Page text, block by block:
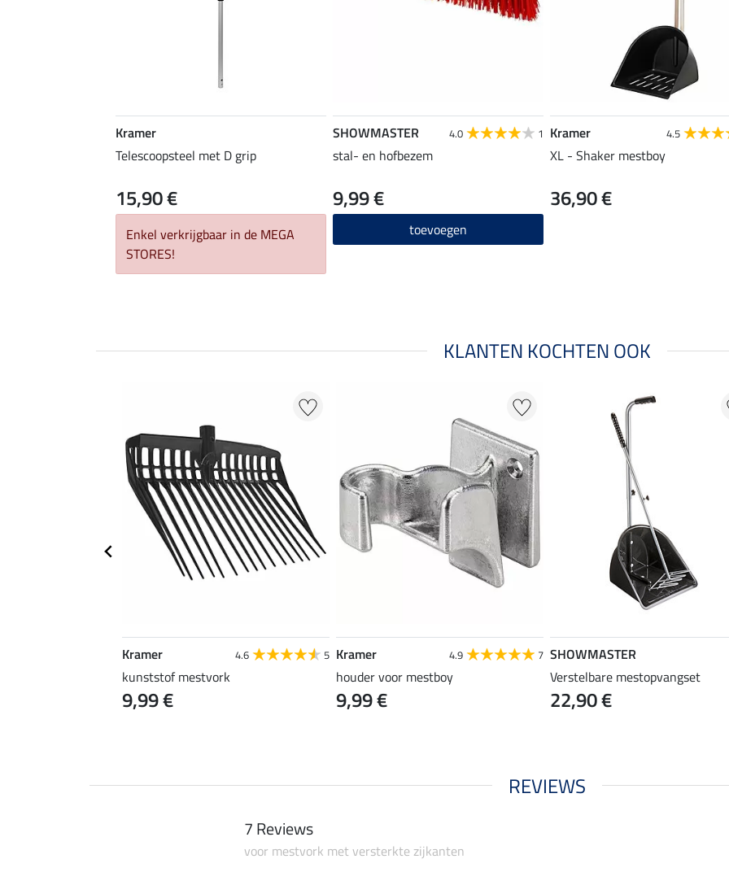
Kramer
Telescoopsteel met D grip
15,90 €
Enkel verkrijgbaar in de MEGA
STORES!
SHOWMASTER 4.0 1
stal- en hofbezem
9,99 €
toevoegen
Kramer 4.5
XL - Shaker mestboy
36,90 €
KLANTEN KOCHTEN OOK
Kramer 4.6 5
kunststof mestvork
9,99 €
Kramer 4.9 7
houder voor mestboy
9,99 €
SHOWMASTER
Verstelbare mestopvangset
22,90 €
REVIEWS
7 Reviews
voor mestvork met versterkte zijkanten